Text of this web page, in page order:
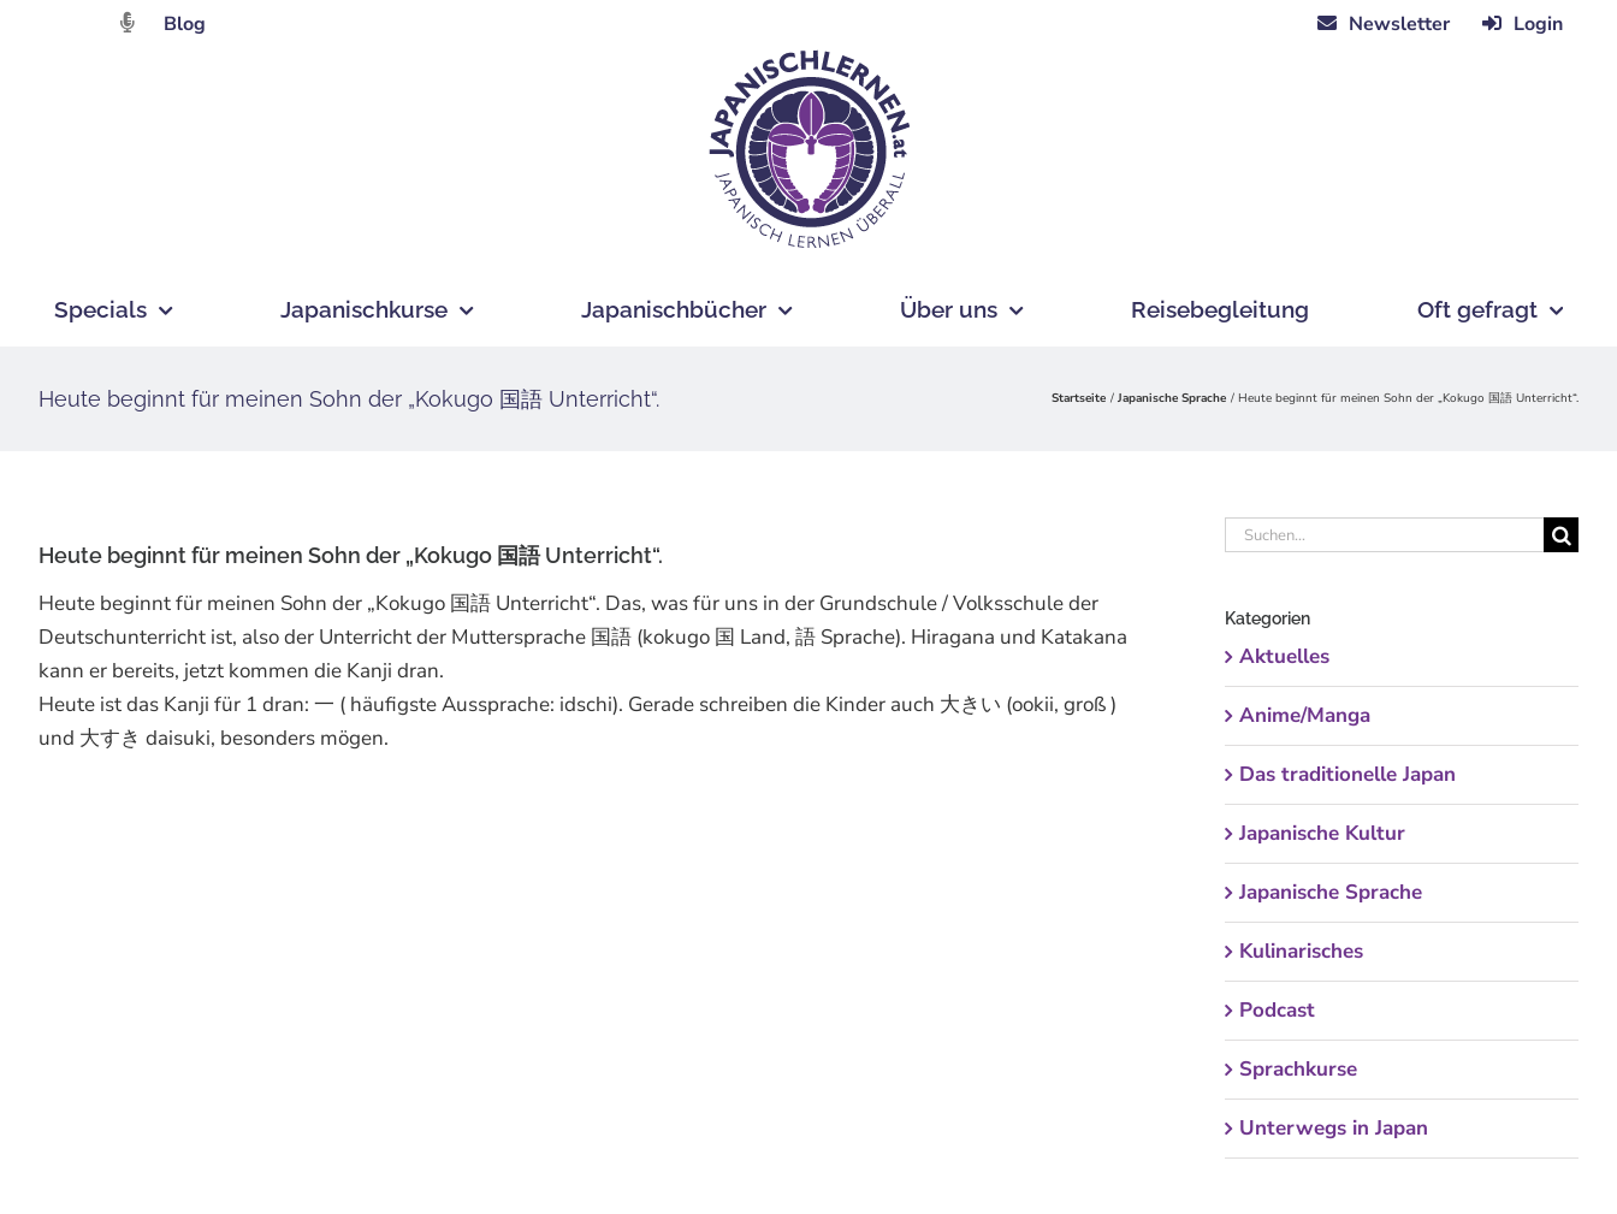
Blog Newsletter Login
Specials Japanischkurse Japanischbücher Über uns Reisebegleitung Oft gefragt
Heute beginnt für meinen Sohn der „Kokugo 国語 Unterricht“. Startseite Japanische Sprache Heute beginnt für meinen Sohn der „Kokugo 国語 Unterricht“.
Heute beginnt für meinen Sohn der „Kokugo 国語 Unterricht“.
Heute beginnt für meinen Sohn der „Kokugo 国語 Unterricht“. Das, was für uns in der Grundschule / Volksschule der
Deutschunterricht ist, also der Unterricht der Muttersprache 国語 (kokugo 国 Land, 語 Sprache). Hiragana und Katakana
kann er bereits, jetzt kommen die Kanji dran.
Heute ist das Kanji für 1 dran: 一 ( häufigste Aussprache: idschi). Gerade schreiben die Kinder auch 大きい (ookii, groß )
und 大すき daisuki, besonders mögen.
Suche
Kategorien
Aktuelles
Anime/Manga
Das traditionelle Japan
Japanische Kultur
Japanische Sprache
Kulinarisches
Podcast
Sprachkurse
Unterwegs in Japan